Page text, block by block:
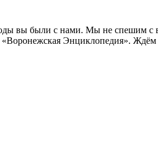
вы были с нами. Мы не спешим
Энциклопедия». Ждём